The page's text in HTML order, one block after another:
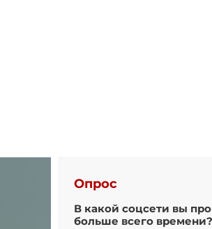
Опрос
В какой соцсети вы
больше всего времени?